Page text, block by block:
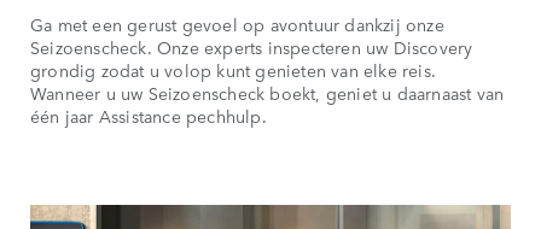
Ga met een gerust gevoel op avontuur dankzij onze
Seizoenscheck. Onze experts inspecteren uw Discovery
grondig zodat u volop kunt genieten van elke reis.
Wanneer u uw Seizoenscheck boekt, geniet u daarnaast van
één jaar Assistance pechhulp.